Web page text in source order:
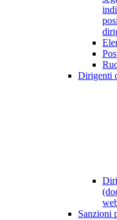
Dirigenti
Sanzioni